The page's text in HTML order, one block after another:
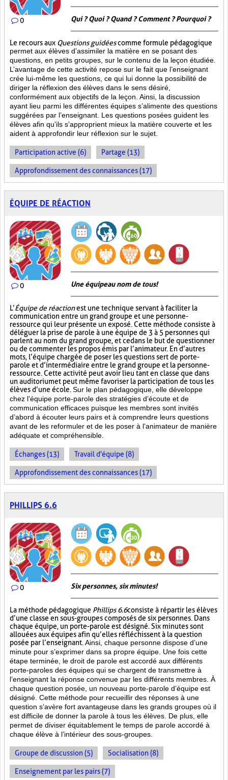
0 Qui ? Quoi ? Quand ? Comment ? Pourquoi ?
Le recours aux Questions guidéescomme formule pédagogique
permet aux élèves d’assimiler la matière en se posant des
questions, en petits groupes, sur le contenu de la leçon étudiée.
L’avantage de cette activité repose sur le fait que l’enseignant
crée lui-même les questions, ce qui lui donne la possibilité de
diriger la réflexion des élèves dans le sens désiré,
conformément aux objectifs de la leçon. Ainsi, la discussion
ayant lieu parmi les différentes équipes s’alimente des questions
suggérées par l’enseignant. Les questions posées guident les
élèves afin qu’ils s’approprient mieux la matière couverte et les
aident à approfondir leur réflexion sur le sujet.
Participation active (6) Partage (13)
Approfondissement des connaissances (17)
ÉQUIPE DE RÉACTION
0 Une équipe au nom de tous!
L’Équipe de réactionest une technique servant à faciliter la
communication entre un grand groupe et une personne-
ressource qui leur présente un exposé. Cette méthode consiste à
déléguer la prise de parole à une équipe de 3 à 5 personnes qui
parlent au nom du grand groupe, et ce dans le but de questionner
ou de commenter les propos émis par l’animateur. En d’autres
mots, l’équipe chargée de poser les questions sert de porte-
parole et d’intermédiaire entre le grand groupe et la personne-
ressource. Cette activité peut avoir lieu tant en classe que dans
un auditorium et peut même favoriser la participation de tous les
élèves d’une école. Sur le plan pédagogique, elle développe
chez l’équipe porte-parole des stratégies d’écoute et de
communication efficaces puisque les membres sont invités
d’abord à écouter leurs pairs et à comprendre leurs questions
avant de les reformuler et de les poser à l’animateur de manière
adéquate et compréhensible.
Échanges (13) Travail d'équipe (8)
Approfondissement des connaissances (17)
PHILLIPS 6.6
0 Six personnes, six minutes!
La méthode pédagogique Phillips 6.6consiste à répartir les élèves
d’une classe en sous-groupes composés de six personnes. Dans
chaque équipe, un porte-parole est désigné. Six minutes sont
allouées aux équipes afin qu’elles réfléchissent à la question
posée par l’enseignant. Ainsi, chaque personne dispose d’une
minute pour s’exprimer dans sa propre équipe. Une fois cette
étape terminée, le droit de parole est accordé aux différents
porte-paroles des équipes qui se chargent de transmettre à
l’enseignant la réponse convenue par les différents membres. À
chaque question posée, un nouveau porte-parole d’équipe est
désigné. Cette méthode pour recueillir des réponses à une
question s’avère fort avantageuse dans les grands groupes où il
est difficile de donner la parole à tous les élèves. De plus, elle
permet de diviser équitablement le temps de parole accordé à
chaque élève à l’intérieur des sous-groupes.
Groupe de discussion (5) Socialisation (8)
Enseignement par les pairs (7)